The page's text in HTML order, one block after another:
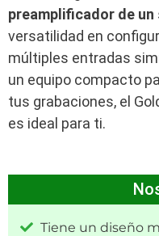
preamplificador de un
versatilidad en
múltiples entradas
un equipo compacto
tus grabaciones, el
es ideal para ti.
Tiene un diseño